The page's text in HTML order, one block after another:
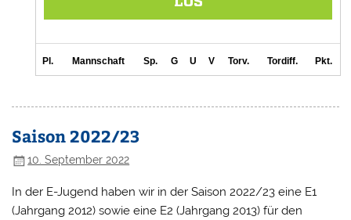
Saison 2022/23
10. September 2022
In der E-Jugend haben wir in der Saison 2022/23 eine E1
(Jahrgang 2012) sowie eine E2 (Jahrgang 2013) für den